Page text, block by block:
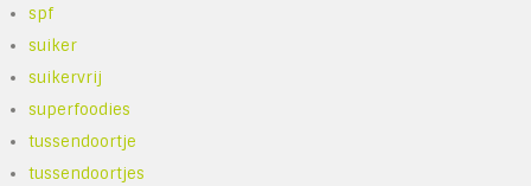
spf
suiker
suikervrij
superfoodies
tussendoortje
tussendoortjes